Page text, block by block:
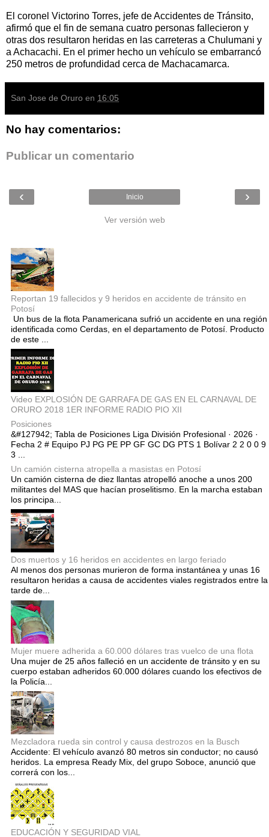
El coronel Victorino Torres, jefe de Accidentes de Tránsito,
afirmó que el fin de semana cuatro personas fallecieron y
otras dos resultaron heridas en las carreteras a Chulumani y
a Achacachi. En el primer hecho un vehículo se embarrancó
250 metros de profundidad cerca de Machacamarca.
San Jose de Oruro en 16:05
No hay comentarios:
Publicar un comentario
‹ ›
Inicio
Ver versión web
Reportan 19 fallecidos y 9 heridos en accidente de tránsito en
Potosí
Un bus de la flota Panamericana sufrió un accidente en una región
identificada como Cerdas, en el departamento de Potosí. Producto
de este ...
Video EXPLOSIÓN DE GARRAFA DE GAS EN EL CARNAVAL DE
ORURO 2018 1ER INFORME RADIO PIO XII
Posiciones
&#127942; Tabla de Posiciones Liga División Profesional · 2026 ·
Fecha 2 # Equipo PJ PG PE PP GF GC DG PTS 1 Bolívar 2 2 0 0 9
3 ...
Un camión cisterna atropella a masistas en Potosí
Un camión cisterna de diez llantas atropelló anoche a unos 200
militantes del MAS que hacían proselitismo. En la marcha estaban
los principa...
Dos muertos y 16 heridos en accidentes en largo feriado
Al menos dos personas murieron de forma instantánea y unas 16
resultaron heridas a causa de accidentes viales registrados entre la
tarde de...
Mujer muere adherida a 60.000 dólares tras vuelco de una flota
Una mujer de 25 años falleció en un accidente de tránsito y en su
cuerpo estaban adheridos 60.000 dólares cuando los efectivos de
la Policía...
Mezcladora rueda sin control y causa destrozos en la Busch
Accidente: El vehículo avanzó 80 metros sin conductor; no causó
heridos. La empresa Ready Mix, del grupo Soboce, anunció que
correrá con los...
EDUCACIÓN Y SEGURIDAD VIAL